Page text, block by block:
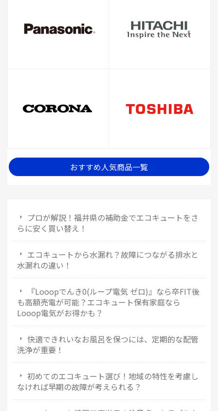
おすすめ人気商品一覧
プロが解説！福井県の補助金でエコキュートをさ
らに安く買い替え！
エコキュートから水漏れ？故障につながる排水と
水漏れの違い！
『Looopでんき0(ループ電気 ゼロ)』なら卒FIT後
も高額売電が可能？エコキュート保有家庭なら
Looop電気がお得かも？
快適できれいなお風呂を保つには、定期的な配管
洗浄が重要！
初めてのエコキュート選び！地域の特性を考慮し
なければ早期の故障が考えられる？